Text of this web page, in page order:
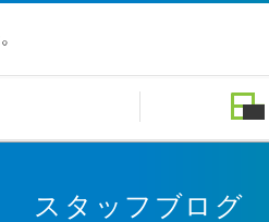
スタッフブログ